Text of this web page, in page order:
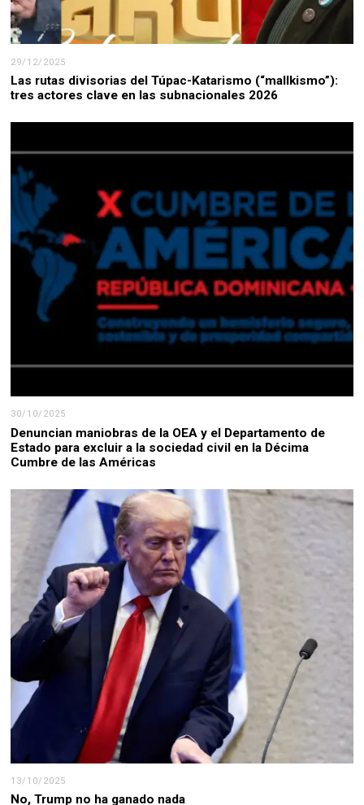
29/12/2025
Las rutas divisorias del Túpac-Katarismo (“mallkismo”):
tres actores clave en las subnacionales 2026
30/10/2025
Denuncian maniobras de la OEA y el Departamento de
Estado para excluir a la sociedad civil en la Décima
Cumbre de las Américas
13/10/2025
No, Trump no ha ganado nada